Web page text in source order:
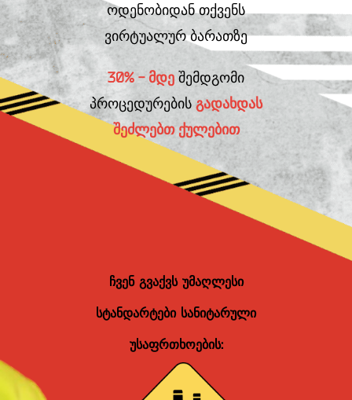
ოდენობიდან თქვენს
ვირტუალურ ბარათზე
30% - მდე შემდგომი
პროცედურების გადახდას
შეძლებთ ქულებით
ჩვენ გვაქვს უმაღლესი
სტანდარტები სანიტარული
უსაფრთხოების: